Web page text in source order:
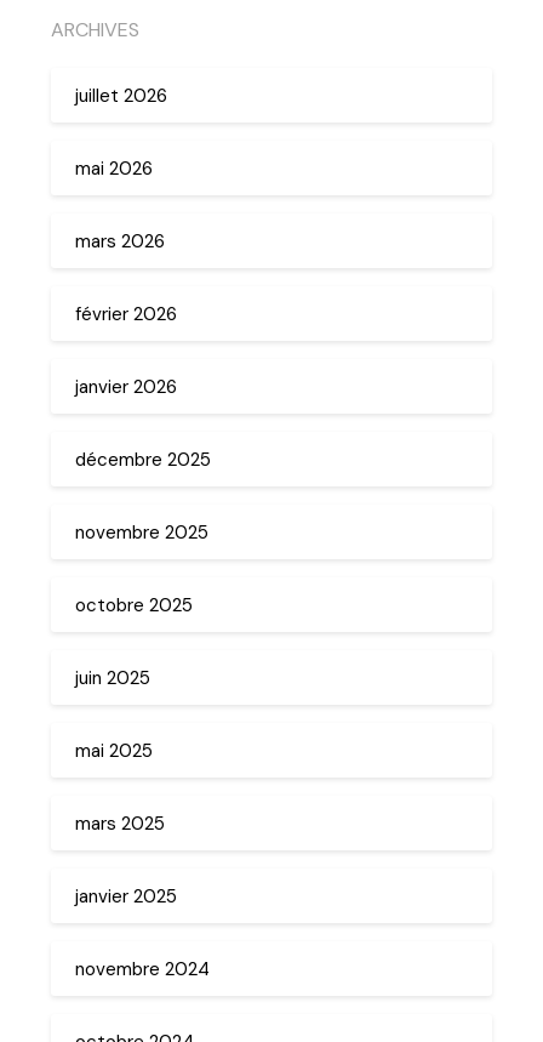
ARCHIVES
juillet 2026
mai 2026
mars 2026
février 2026
janvier 2026
décembre 2025
novembre 2025
octobre 2025
juin 2025
mai 2025
mars 2025
janvier 2025
novembre 2024